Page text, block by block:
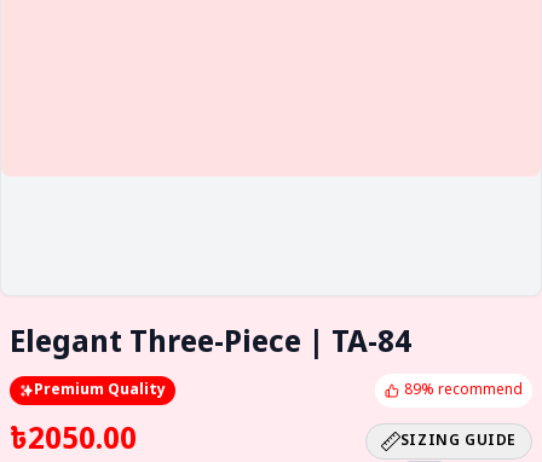
Elegant Three-Piece | TA-84
Premium Quality 89% recommend
৳2050.00 SIZING GUIDE